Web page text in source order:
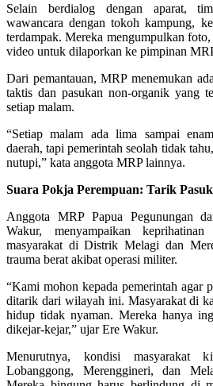
Selain berdialog dengan aparat,
wawancara dengan tokoh kampung,
terdampak. Mereka mengumpulkan
video untuk dilaporkan ke pimpinan
Dari pemantauan, MRP menemukan
taktis dan pasukan non-organik yang
setiap malam.
“Setiap malam ada lima sampai
daerah, tapi pemerintah seolah tidak
nutupi,” kata anggota MRP lainnya.
Suara Pokja Perempuan: Tarik
Anggota MRP Papua Pegunungan
Wakur, menyampaikan
masyarakat di Distrik Melagi dan
trauma berat akibat operasi militer.
“Kami mohon kepada pemerintah agar
ditarik dari wilayah ini. Masyarakat di
hidup tidak nyaman. Mereka hanya
dikejar-kejar,” ujar Ere Wakur.
Menurutnya, kondisi masyarakat
Lobanggong, Merenggineri, dan